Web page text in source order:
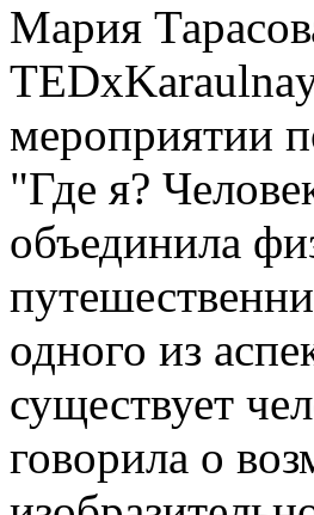
Мария
мероприятии
"Где я?
объединила
одного из
существует
говорила о